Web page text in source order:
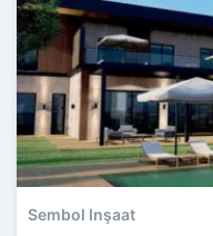
Sembol Inşaat